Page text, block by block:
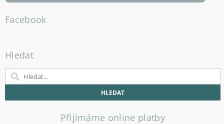
Facebook
Hledat
Přijímáme online platby